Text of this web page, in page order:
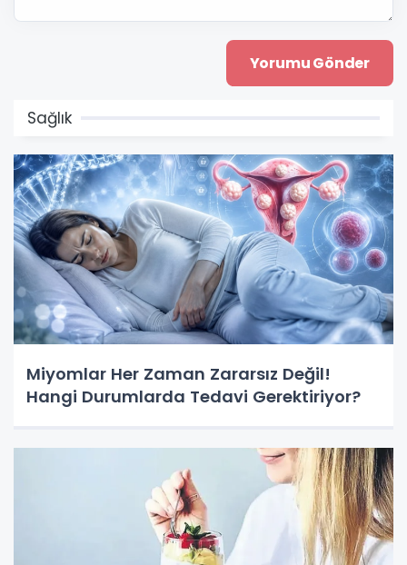
Sağlık
Miyomlar Her Zaman Zararsız Değil!
Hangi Durumlarda Tedavi Gerektiriyor?